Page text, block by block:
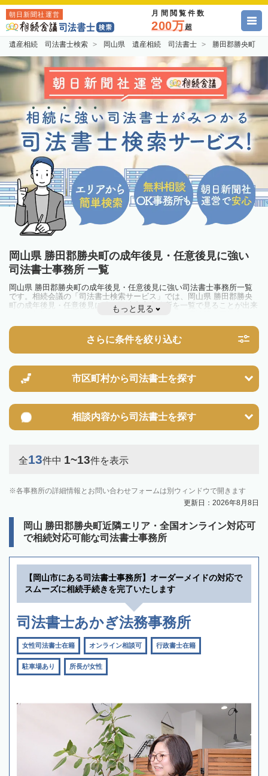
朝日新聞社運営 月間閲覧件数
200万超
遺産相続 司法書士検索 岡山県 遺産相続 司法書士 勝田郡勝央町
岡山県 勝田郡勝央町の成年後見・任意後見に強い
司法書士事務所 一覧
岡山県 勝田郡勝央町の成年後見・任意後見に強い司法書士事務所一覧
です。相続会議の「司法書士検索サービス」では、岡山県 勝田郡勝央
町の成年後見・任意後見に強い司法書士事務所を一覧で見ることが出来
ます。相続のトラブルやお悩みを抱えている方は一度近隣の司法書士に
もっと見る
さらに条件を絞り込む
市区町村から司法書士を探す
相談内容から司法書士を探す
全13件中 1~13件を表示
各事務所の詳細情報とお問い合わせフォームは別ウィンドウで開きます
更新日：2026年8月8日
岡山 勝田郡勝央町近隣エリア・全国オンライン対応可
で相続対応可能な司法書士事務所
【岡山市にある司法書士事務所】オーダーメイドの対応で
スムーズに相続手続きを完了いたします
司法書士あかぎ法務事務所
女性司法書士在籍 オンライン相談可 行政書士在籍
駐車場あり 所長が女性